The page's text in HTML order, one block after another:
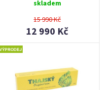
skladem
15 990 Kč
12 990 Kč